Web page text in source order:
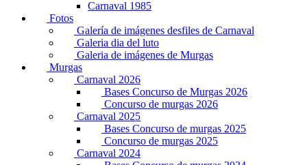
Carnaval 1985
Fotos
Galería de imágenes desfiles de Carnaval
Galeria dia del luto
Galeria de imágenes de Murgas
Murgas
Carnaval 2026
Bases Concurso de Murgas 2026
Concurso de murgas 2026
Carnaval 2025
Bases Concurso de murgas 2025
Concurso de murgas 2025
Carnaval 2024